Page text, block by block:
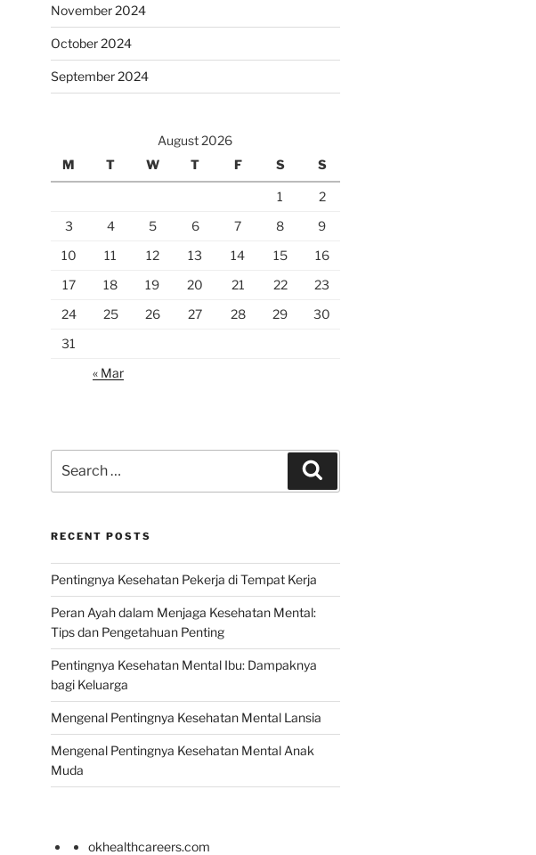
November 2024
October 2024
September 2024
August 2026
M
T W T F S S
1
2
3
4 5 6 7 8
9
10
11 12 13 14 15
16
17
18 19 20 21 22
23
24
25 26 27 28 29
30
31
« Mar
for:
RECENT POSTS
Pentingnya Kesehatan Pekerja di Tempat Kerja
Peran Ayah dalam Menjaga Kesehatan Mental:
Tips dan Pengetahuan Penting
Pentingnya Kesehatan Mental Ibu: Dampaknya
bagi Keluarga
Mengenal Pentingnya Kesehatan Mental Lansia
Mengenal Pentingnya Kesehatan Mental Anak
Muda
okhealthcareers.com